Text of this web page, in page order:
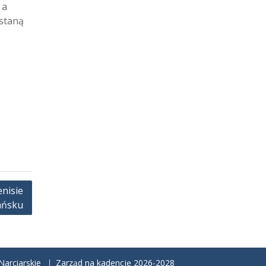
Zarząd na kadencję 2026-2028